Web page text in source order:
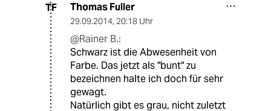
TF Thomas Fuller
29.09.2014, 20:18 Uhr
@Rainer B.:
Schwarz ist die Abwesenheit von
Farbe. Das jetzt als "bunt" zu
bezeichnen halte ich doch für sehr
gewagt.
Natürlich gibt es grau, nicht zuletzt